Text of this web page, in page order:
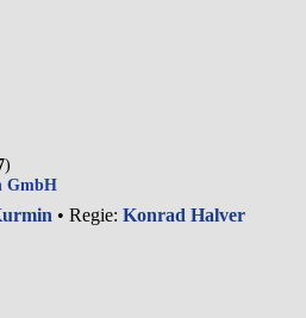
)
GmbH
• Regie:Konrad Halver